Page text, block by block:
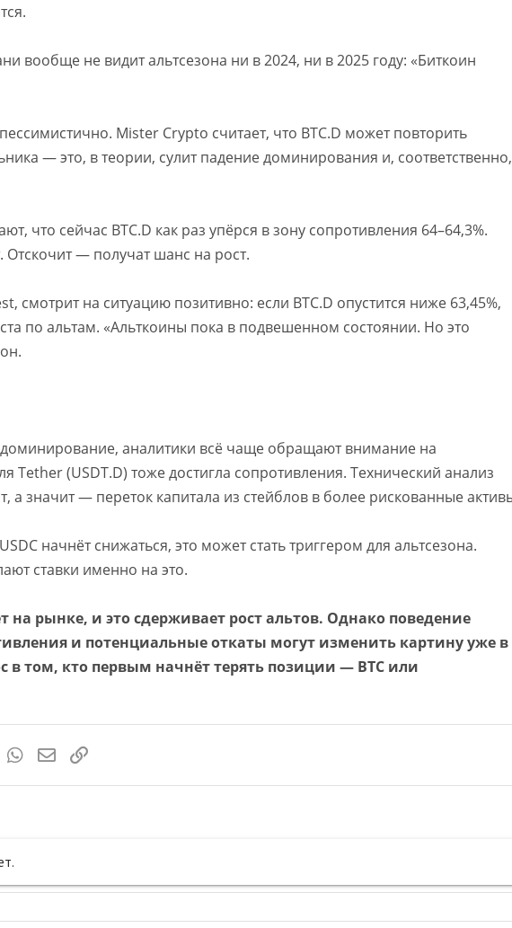
вообще не видит альтсезона ни в 2024, ни в 2025 году: «Биткоин
Mister Crypto считает, что BTC.D может повторить
— это, в теории, сулит падение доминирования и, соответственно,
что сейчас BTC.D как раз упёрся в зону сопротивления 64–64,3%.
— получат шанс на рост.
смотрит на ситуацию позитивно: если BTC.D опустится ниже 63,45%,
по альтам. «Альткоины пока в подвешенном состоянии. Но это
аналитики всё чаще обращают внимание на
Tether (USDT.D) тоже достигла сопротивления. Технический анализ
а значит — переток капитала из стейблов в более рискованные
начнёт снижаться, это может стать триггером для альтсезона.
ставки именно на это.
на рынке, и это сдерживает рост альтов. Однако поведение
и потенциальные откаты могут изменить картину уже в
том, кто первым начнёт терять позиции — BTC или
Twitter WhatsAppЭлектронная почта